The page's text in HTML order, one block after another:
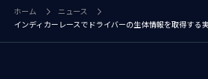
ホーム
ニュース
インディカーレースでドライバーの生体情報を取得する